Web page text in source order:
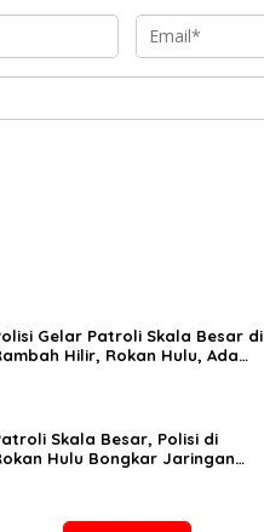
Gelar Patroli Skala Besar di
Hilir, Rokan Hulu, Ada
Skala Besar, Polisi di
Hulu Bongkar Jaringan